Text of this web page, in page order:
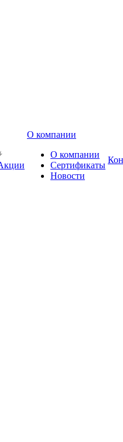
О компании
О компании
Сертификаты
Новости